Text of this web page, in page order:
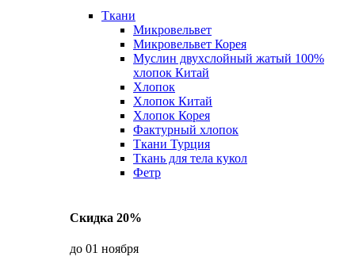
Ткани
Микровельвет
Микровельвет Корея
Муслин двухслойный жатый 100%
хлопок Китай
Хлопок
Хлопок Китай
Хлопок Корея
Фактурный хлопок
Ткани Турция
Ткань для тела кукол
Фетр
Скидка 20%
до 01 ноября